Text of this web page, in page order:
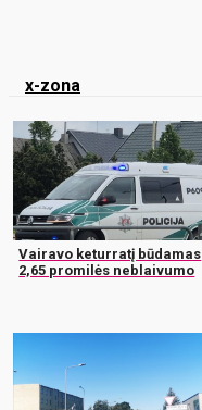
x-zona
Vairavo keturratį būdamas
2,65 promilės neblaivumo